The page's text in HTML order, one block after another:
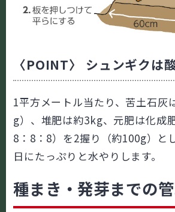
〈POINT〉 シュンギクは
1平方メートル当たり、苦土石灰
g）、堆肥は約3kg、元肥は化成
8：8：8）を2握り（約100g）と
日にたっぷりと水やりします。
種まき・発芽までの